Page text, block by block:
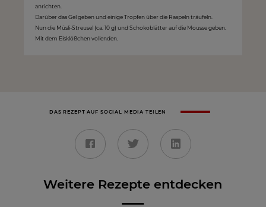
anrichten.
Darüber das Gel geben und einige Tropfen über die Raspeln träufeln.
Nun die Müsli-Streusel (ca. 10 g) und Schokoblätter auf die Mousse geben.
Mit dem Eisklößchen vollenden.
DAS REZEPT AUF SOCIAL MEDIA TEILEN
Weitere Rezepte entdecken